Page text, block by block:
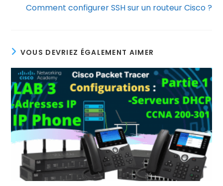
Comment configurer SSH sur un routeur Cisco ?
VOUS DEVRIEZ ÉGALEMENT AIMER